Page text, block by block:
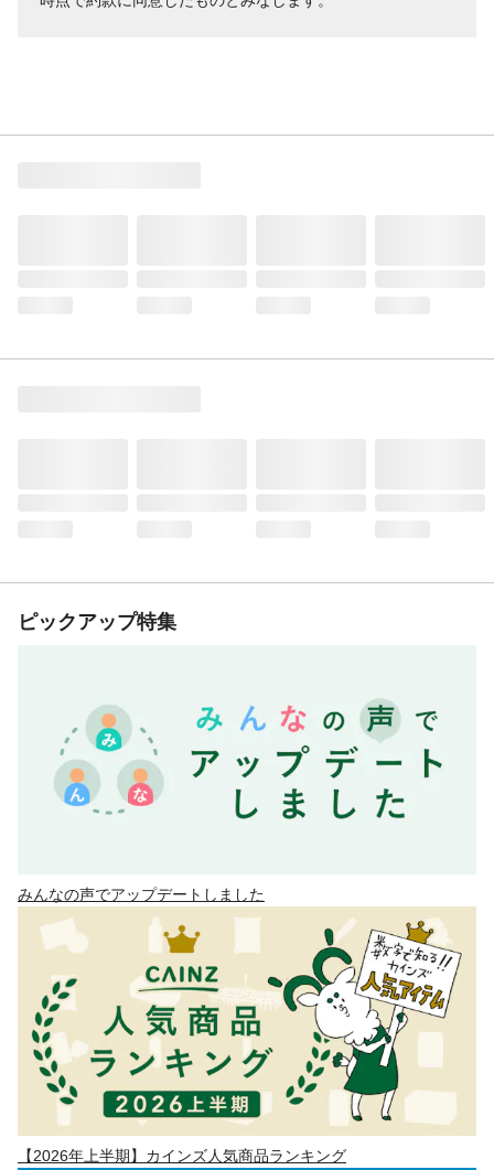
ピックアップ特集
みんなの声でアップデートしました
【2026年上半期】カインズ人気商品ランキング